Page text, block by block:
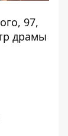
97,
драмы